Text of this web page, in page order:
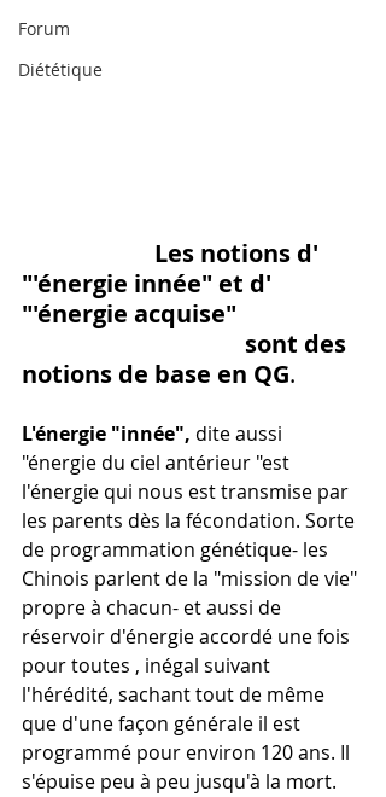
Forum
Diététique
"'énergie innée" et d'
"'énergie acquise"
notions de base en QG.
L'énergie "innée", dite aussi
"énergie du ciel antérieur "est
l'énergie qui nous est transmise par
les parents dès la fécondation. Sorte
de programmation génétique- les
Chinois parlent de la "mission de vie"
propre à chacun- et aussi de
réservoir d'énergie accordé une fois
pour toutes , inégal suivant
l'hérédité, sachant tout de même
que d'une façon générale il est
programmé pour environ 120 ans. Il
s'épuise peu à peu jusqu'à la mort.